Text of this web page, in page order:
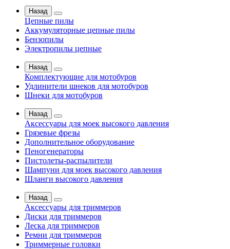
Назад
Цепные пилы
Аккумуляторные цепные пилы
Бензопилы
Электропилы цепные
Назад
Комплектующие для мотобуров
Удлинители шнеков для мотобуров
Шнеки для мотобуров
Назад
Аксессуары для моек высокого давления
Грязевые фрезы
Дополнительное оборудование
Пеногенераторы
Пистолеты-распылители
Шампуни для моек высокого давления
Шланги высокого давления
Назад
Аксессуары для триммеров
Диски для триммеров
Леска для триммеров
Ремни для триммеров
Триммерные головки